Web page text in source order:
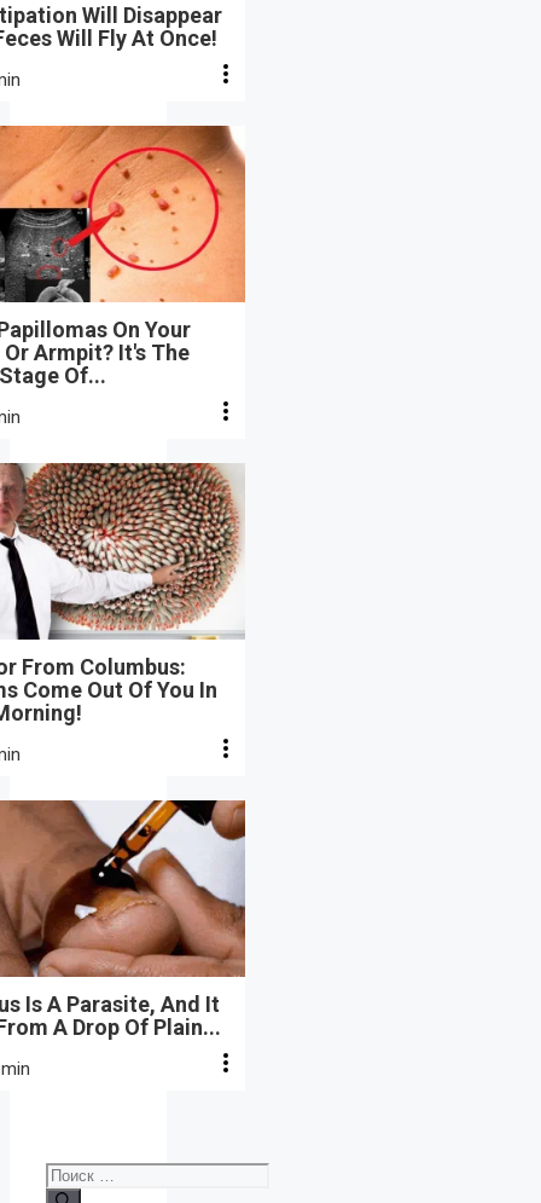
Will Disappear
Will Fly At Once!
On Your
Armpit? It's The
Of...
From Columbus:
Come Out Of You In
Is A Parasite, And It
A Drop Of Plain...
Поиск: